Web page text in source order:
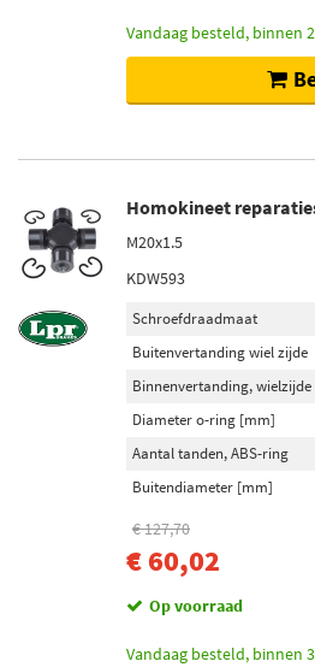
Vandaag besteld, binnen
Homokineet
M20x1.5
KDW593
Schroefdraadmaat
Buitenvertanding wiel zijde
Binnenvertanding, wielzijde
Diameter o-ring [mm]
Aantal tanden, ABS-ring
Buitendiameter [mm]
€ 127,70
€ 60,02
Op voorraad
Vandaag besteld, binnen